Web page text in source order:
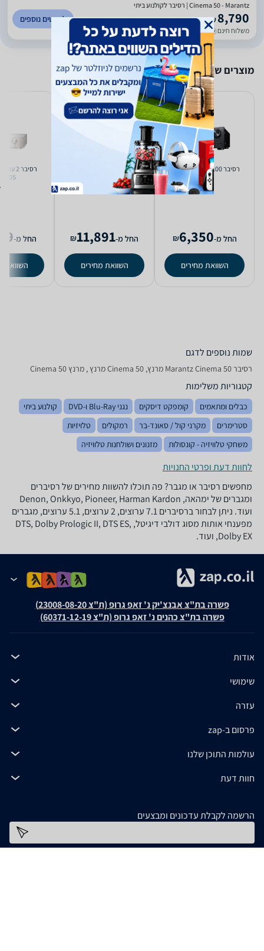
Cinema 50 - Marantz | רסיבר לקולנוע ביתי
₪8,790
משלוח חינם עד 3 ימי עסקים
לפרטים נוספים
מוצרים שאולי יעניינו אותך
רסיבר Onkyo TX-NR7100
החל מ-6,350
₪
השוואת מחירים
החל מ-11,891
₪
השוואת מחירים
החל מ-
השוואת
שמות נוספים לדגם
רסיבר Marantz Cinema 50 מרנץ, Cinema 50 מרנץ , מרנץ Cinema 50
קטגוריות משלימות
כבלים ומתאמים קומפקט דיסקים נגני Blu-Ray ו-DVD
קולנוע ביתי
סטרימרים
מקרני קול / סאונד-בר רמקולים
טלויזיות
משחקי טלוויזיה - קונסולות
מזנונים ושולחנות טלוויזיה
לחוות דעת ופרטי החנויות
מחפשים רסיבר או מגבר? פה תוכלו להשוות מחירים של רסיברים
ומגברים של ימהאה, Denon, Onkkyo, Pioneer, Harman Kardon
ועוד. ניתן לבחור ברסיברים 7.1 ערוצים, 2 ערוצים, 5.1 ערוצים, מגברים
מפענחי אותות מסוג דולבי דיגיטל, DTS, Dolby Prologic II, DTS ES,
Dolby EX, ועוד.
פשרה בת"צ אבנצ'יק נ' זאפ גרופ (ת"צ 23008-08-20)
פשרה בת"צ כהנים נ' זאפ גרופ (ת"צ 60371-12-19)
אודות
שימושי
עזרה
פרסום ב-zap
עולמות התוכן שלנו
חוות דעת
הרשמה לקבלת עדכונים ומבצעים